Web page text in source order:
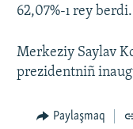
62,07%-ı rey berdi.
Merkeziy Saylav
prezidentniñ
Paylaşmaq